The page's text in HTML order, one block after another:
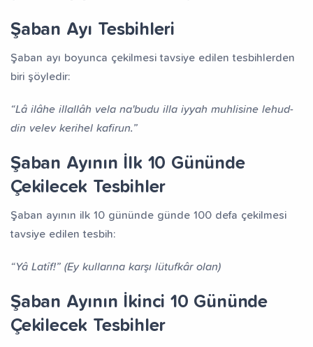
Şaban Ayı Tesbihleri
Şaban ayı boyunca çekilmesi tavsiye edilen tesbihlerden
biri şöyledir:
“Lâ ilâhe illallâh vela na'budu illa iyyah muhlisine lehud-
din velev kerihel kafirun.”
Şaban Ayının İlk 10 Gününde
Çekilecek Tesbihler
Şaban ayının ilk 10 gününde günde 100 defa çekilmesi
tavsiye edilen tesbih:
“Yâ Latîf!” (Ey kullarına karşı lütufkâr olan)
Şaban Ayının İkinci 10 Gününde
Çekilecek Tesbihler